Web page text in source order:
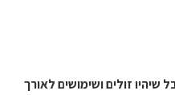
שיהיו זולים ושימושים לאורך